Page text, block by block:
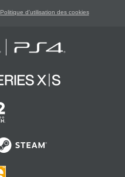
Politique d'utilisation des cookies